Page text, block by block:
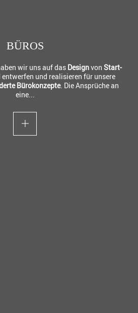
BÜROS
wir uns auf das DesignvonStart-
und realisieren für unsere
Bürokonzepte. Die Ansprüche an
eine...